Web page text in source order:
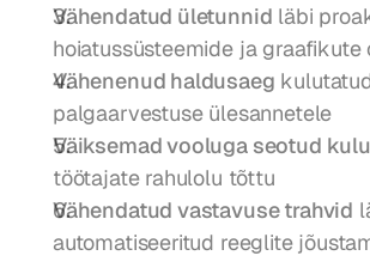
Vähendatud ületunnid läbi
hoiatussüsteemide ja graafikute
Vähenenud haldusaeg
palgaarvestuse ülesannetele
Väiksemad vooluga seotud
töötajate rahulolu tõttu
Vähendatud vastavuse trahvid
automatiseeritud reeglite